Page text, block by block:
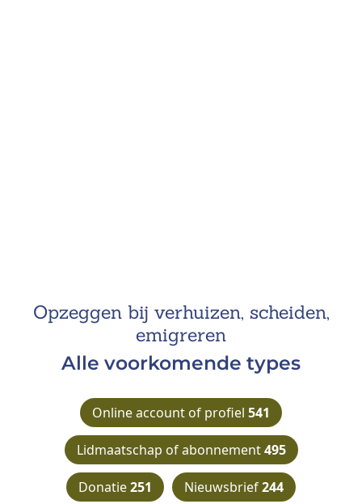
Opzeggen bij verhuizen, scheiden,
emigreren
Alle voorkomende types
Online account of profiel 541
Lidmaatschap of abonnement495
Donatie251 Nieuwsbrief244